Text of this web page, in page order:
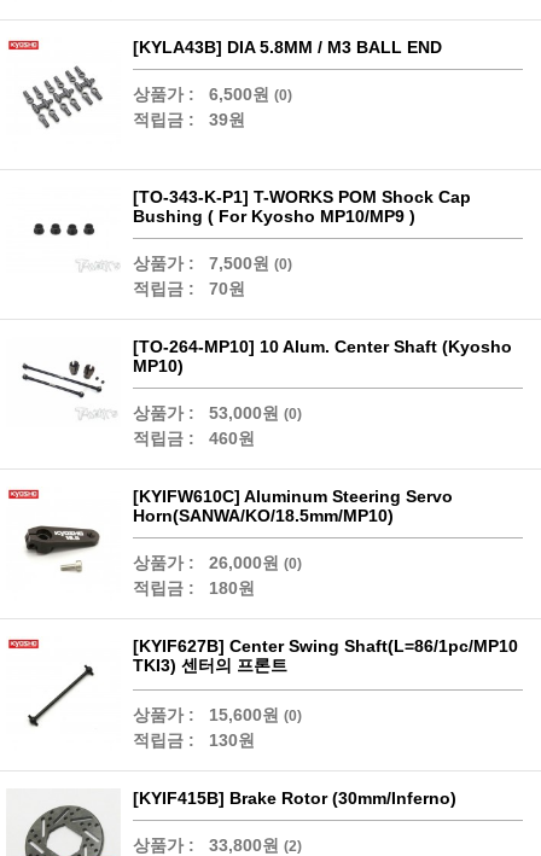
[KYLA43B] DIA 5.8MM / M3 BALL END
상품가 : 6,500원 (0)
적립금 : 39원
[TO-343-K-P1] T-WORKS POM Shock Cap
Bushing ( For Kyosho MP10/MP9 )
상품가 : 7,500원 (0)
적립금 : 70원
[TO-264-MP10] 10 Alum. Center Shaft (Kyosho
MP10)
상품가 : 53,000원 (0)
적립금 : 460원
[KYIFW610C] Aluminum Steering Servo
Horn(SANWA/KO/18.5mm/MP10)
상품가 : 26,000원 (0)
적립금 : 180원
[KYIF627B] Center Swing Shaft(L=86/1pc/MP10
TKI3) 센터의 프론트
상품가 : 15,600원 (0)
적립금 : 130원
[KYIF415B] Brake Rotor (30mm/Inferno)
상품가 : 33,800원 (2)